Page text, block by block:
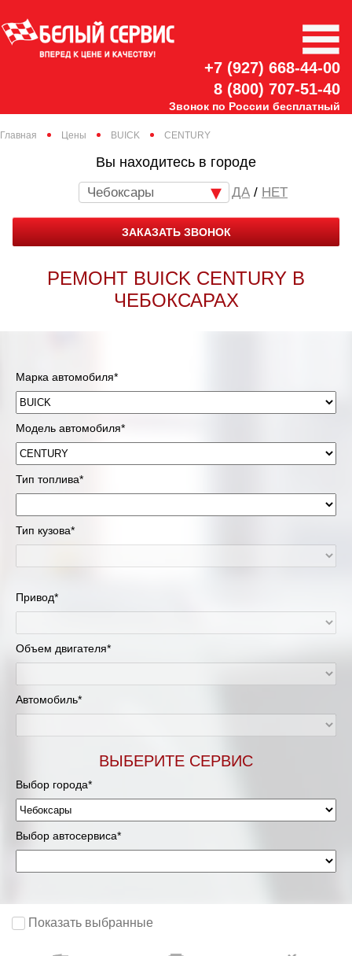
+7 (927) 668-44-00
8 (800) 707-51-40
Звонок по России бесплатный
Главная Цены BUICK CENTURY
Вы находитесь в городе
Чебоксары / НЕТ
ЗАКАЗАТЬ ЗВОНОК
РЕМОНТ BUICK CENTURY В
ЧЕБОКСАРАХ
Марка автомобиля*
Модель автомобиля*
Тип топлива*
Тип кузова*
Привод*
Объем двигателя*
Автомобиль*
ВЫБЕРИТЕ СЕРВИС
Выбор города*
Выбор автосервиса*
Показать выбранные